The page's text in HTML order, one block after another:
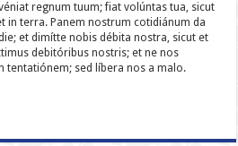
regnum tuum; fiat volúntas tua, sicut
in terra. Panem nostrum cotidiánum da
et dimítte nobis débita nostra, sicut et
debitóribus nostris; et ne nos
ten­ta­tiónem; sed líbera nos a malo.